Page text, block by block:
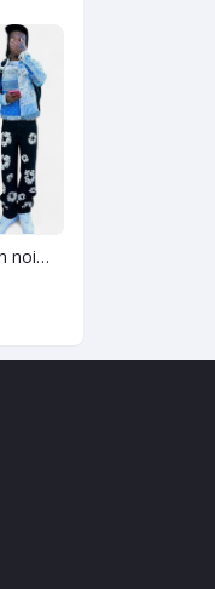
Short long en jean noir homme - style baggy - coupe ultra-large - taille haute